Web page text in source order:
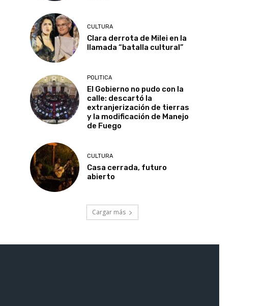
CULTURA
Clara derrota de Milei en la
llamada “batalla cultural”
POLITICA
El Gobierno no pudo con la
calle: descartó la
extranjerización de tierras
y la modificación de Manejo
de Fuego
CULTURA
Casa cerrada, futuro
abierto
Cargar más